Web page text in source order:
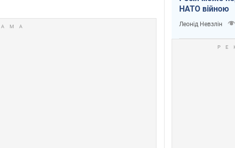
НАТО війною
Леонід Невзлін